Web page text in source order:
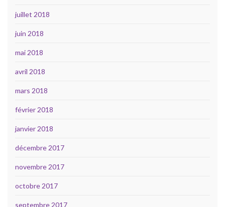
juillet 2018
juin 2018
mai 2018
avril 2018
mars 2018
février 2018
janvier 2018
décembre 2017
novembre 2017
octobre 2017
septembre 2017